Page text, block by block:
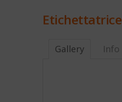
Gallery Info